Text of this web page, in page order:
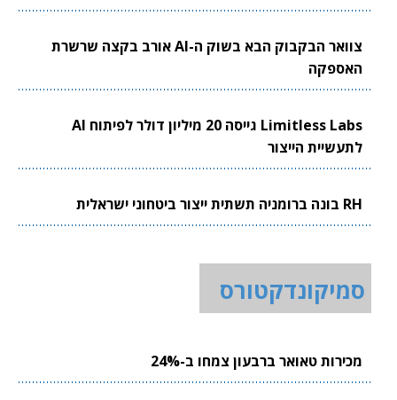
צוואר הבקבוק הבא בשוק ה-AI אורב בקצה שרשרת
האספקה
Limitless Labs גייסה 20 מיליון דולר לפיתוח AI
לתעשיית הייצור
RH בונה ברומניה תשתית ייצור ביטחוני ישראלית
סמיקונדקטורס
מכירות טאואר ברבעון צמחו ב-24%